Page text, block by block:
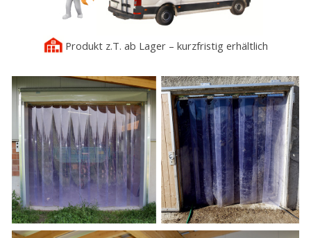
Produkt z.T. ab Lager – kurzfristig erhältlich